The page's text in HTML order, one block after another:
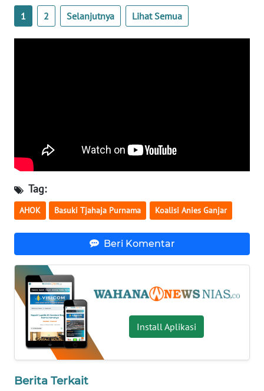
1 2 Selanjutnya Lihat Semua
Tag:
AHOK Basuki Tjahaja Purnama Koalisi Anies Ganjar
Beri Komentar
Install Aplikasi
Berita Terkait
BENGKULU
WN
WN
JOGJA
WN
WN
KALBAR
WN
KALTENG